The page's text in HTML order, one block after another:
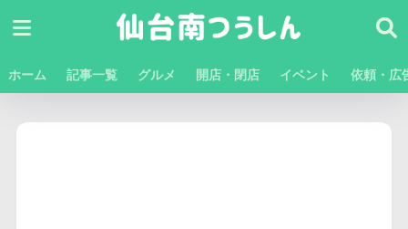
ホーム 記事一覧 グルメ 開店・閉店 イベント 依頼・広